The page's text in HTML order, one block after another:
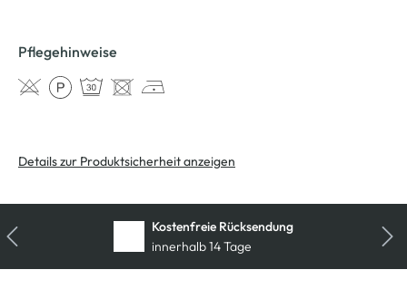
Pflegehinweise
Details zur Produktsicherheit anzeigen
Kostenfreie Rücksendung
innerhalb 14 Tage